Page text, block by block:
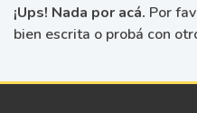
¡Ups! Nada por acá. Por
bien escrita o probá con